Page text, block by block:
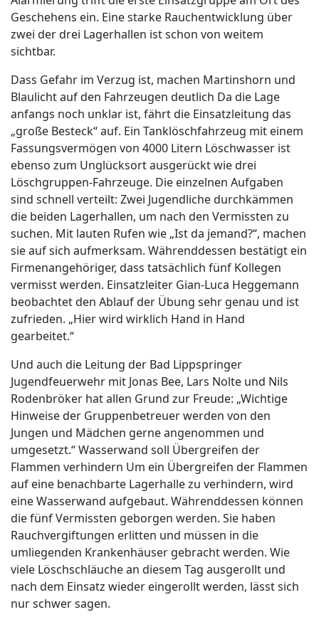
Geschehens ein. Eine starke Rauchentwicklung über
zwei der drei Lagerhallen ist schon von weitem
sichtbar.
Dass Gefahr im Verzug ist, machen Martinshorn und
Blaulicht auf den Fahrzeugen deutlich Da die Lage
anfangs noch unklar ist, fährt die Einsatzleitung das
„große Besteck“ auf. Ein Tanklöschfahrzeug mit einem
Fassungsvermögen von 4000 Litern Löschwasser ist
ebenso zum Unglücksort ausgerückt wie drei
Löschgruppen-Fahrzeuge. Die einzelnen Aufgaben
sind schnell verteilt: Zwei Jugendliche durchkämmen
die beiden Lagerhallen, um nach den Vermissten zu
suchen. Mit lauten Rufen wie „Ist da jemand?“, machen
sie auf sich aufmerksam. Währenddessen bestätigt ein
Firmenangehöriger, dass tatsächlich fünf Kollegen
vermisst werden. Einsatzleiter Gian-Luca Heggemann
beobachtet den Ablauf der Übung sehr genau und ist
zufrieden. „Hier wird wirklich Hand in Hand
gearbeitet.“
Und auch die Leitung der Bad Lippspringer
Jugendfeuerwehr mit Jonas Bee, Lars Nolte und Nils
Rodenbröker hat allen Grund zur Freude: „Wichtige
Hinweise der Gruppenbetreuer werden von den
Jungen und Mädchen gerne angenommen und
umgesetzt.“ Wasserwand soll Übergreifen der
Flammen verhindern Um ein Übergreifen der Flammen
auf eine benachbarte Lagerhalle zu verhindern, wird
eine Wasserwand aufgebaut. Währenddessen können
die fünf Vermissten geborgen werden. Sie haben
Rauchvergiftungen erlitten und müssen in die
umliegenden Krankenhäuser gebracht werden. Wie
viele Löschschläuche an diesem Tag ausgerollt und
nach dem Einsatz wieder eingerollt werden, lässt sich
nur schwer sagen.